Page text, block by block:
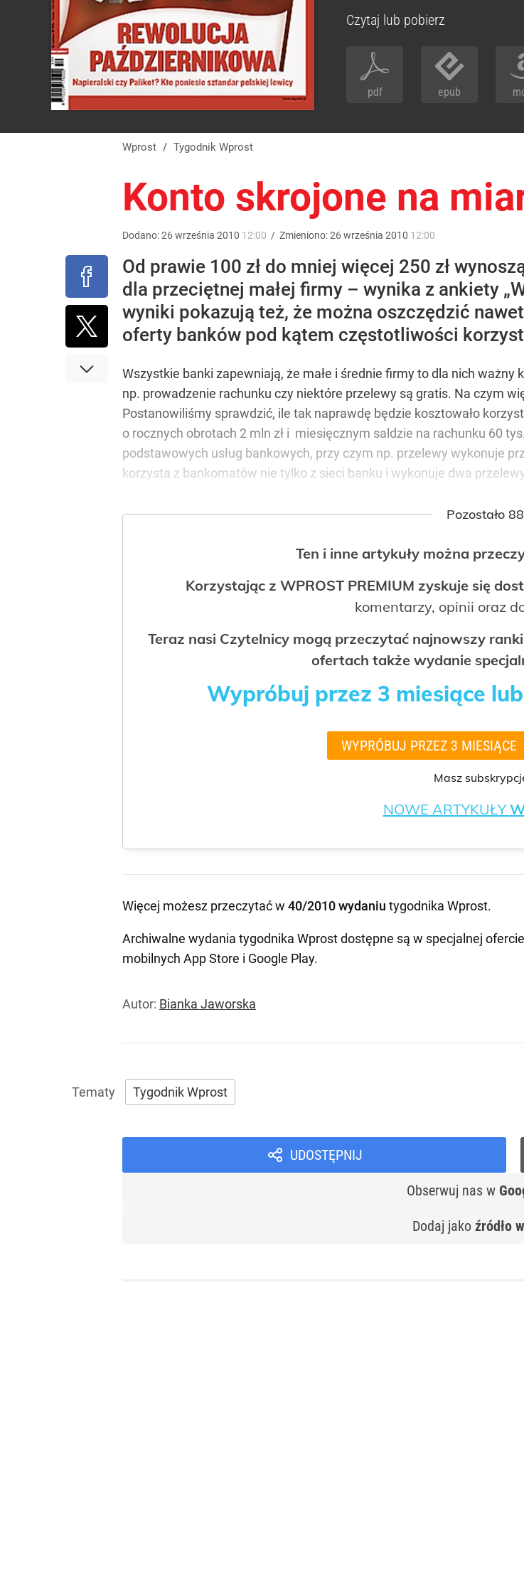
Czytaj lub pobierz
pdf epub
Wprost / Tygodnik Wprost
Konto skrojone na
Dodano:26września 2010 12:00 / Zmieniono:26września 2010 12:00
Od prawie 100 zł do mniej więcej 250 zł
dla przeciętnej małej firmy – wynika z ankiety
wyniki pokazują też, że można oszczędzić
oferty banków pod kątem częstotliwości
Wszystkie banki zapewniają, że małe i średnie firmy to dla nich
np. prowadzenie rachunku czy niektóre przelewy są gratis. Na czym
Postanowiliśmy sprawdzić, ile tak naprawdę będzie kosztowało
o rocznych obrotach 2 mln zł i miesięcznym saldzie na rachunku 60
podstawowych usług bankowych, przy czym np. przelewy wykonuje
korzysta z bankomatów nie tylko z sieci banku i wykonuje dwa
Pozostało
Ten i inne artykuły można
Korzystając z WPROST PREMIUM zyskuje się
komentarzy, opinii oraz
Teraz nasi Czytelnicy mogą przeczytać najnowszy
ofertach także wydanie
Wypróbuj przez 3 miesiące
WYPRÓBUJ PRZEZ 3 MIESIĄCE
Masz
NOWE ARTYKUŁY
Więcej możesz przeczytać w 40/2010 wydaniu tygodnika Wprost.
Archiwalne wydania tygodnika Wprost dostępne są w specjalnej ofercie
mobilnych App Store i Google Play.
Autor: Bianka Jaworska
Tygodnik Wprost
UDOSTĘPNIJ
Obserwuj nas w
Dodaj jako źródło